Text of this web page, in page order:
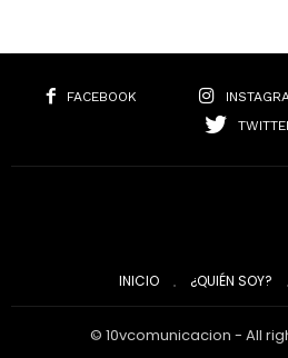
FACEBOOK
INICIO ¿QUIÉN SOY?
© 10vcomunicacion - All